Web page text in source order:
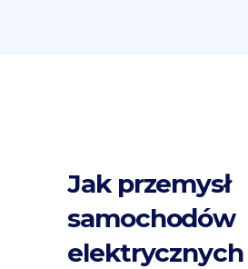
Jak przemysł
samochodów